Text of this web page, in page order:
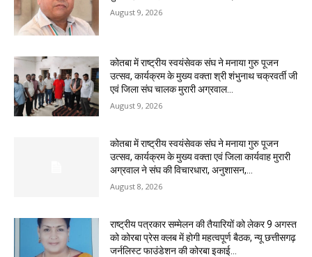
August 9, 2026
कोतबा में राष्ट्रीय स्वयंसेवक संघ ने मनाया गुरु पूजन
उत्सव, कार्यक्रम के मुख्य वक्ता श्री शंभुनाथ चक्रवर्ती जी
एवं जिला संघ चालक मुरारी अग्रवाल...
August 9, 2026
कोतबा में राष्ट्रीय स्वयंसेवक संघ ने मनाया गुरु पूजन
उत्सव, कार्यक्रम के मुख्य वक्ता एवं जिला कार्यवाह मुरारी
अग्रवाल ने संघ की विचारधारा, अनुशासन,...
August 8, 2026
राष्ट्रीय पत्रकार सम्मेलन की तैयारियों को लेकर 9 अगस्त
को कोरबा प्रेस क्लब में होगी महत्वपूर्ण बैठक, न्यू छत्तीसगढ़
जर्नलिस्ट फाउंडेशन की कोरबा इकाई...